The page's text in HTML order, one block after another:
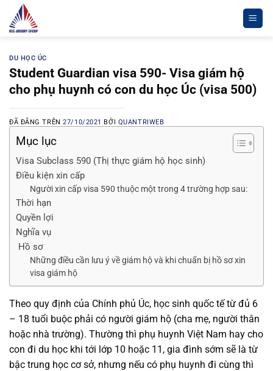
Chuyển
đến
dungDU HỌC ÚC
Student Guardian visa 590- Visa giám hộ
cho phụ huynh có con du học Úc (visa 500)
ĐÃ ĐĂNG TRÊN27/10/2021 BỞI QUANTRIWEB
Mục lục
Visa Subclass 590 (Thị thực giám hộ học sinh)
Điều kiện xin cấp
Người xin cấp visa 590 thuộc một trong 4 trường hợp sau:
Thời hạn
Quyền lợi
Nghĩa vụ
Hồ sơ
Những điều cần lưu ý về giám hộ và khi chuẩn bị hồ sơ xin
visa giám hộ
Theo quy định của Chính phủ Úc, học sinh quốc tế từ đủ 6
– 18 tuổi buộc phải có người giám hộ (cha mẹ, người thân
hoặc nhà trường). Thường thì phụ huynh Việt Nam hay cho
con đi du học khi tới lớp 10 hoặc 11, gia đình sớm sẽ là từ
bậc trung học cơ sở, nhưng nếu có phụ huynh đi cùng thì